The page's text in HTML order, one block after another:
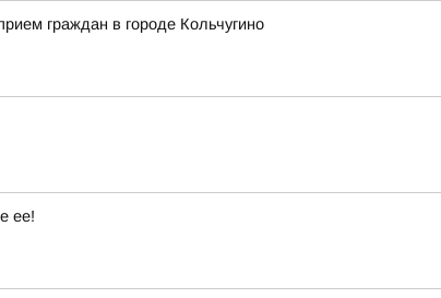
граждан в городе Кольчугино
ее!